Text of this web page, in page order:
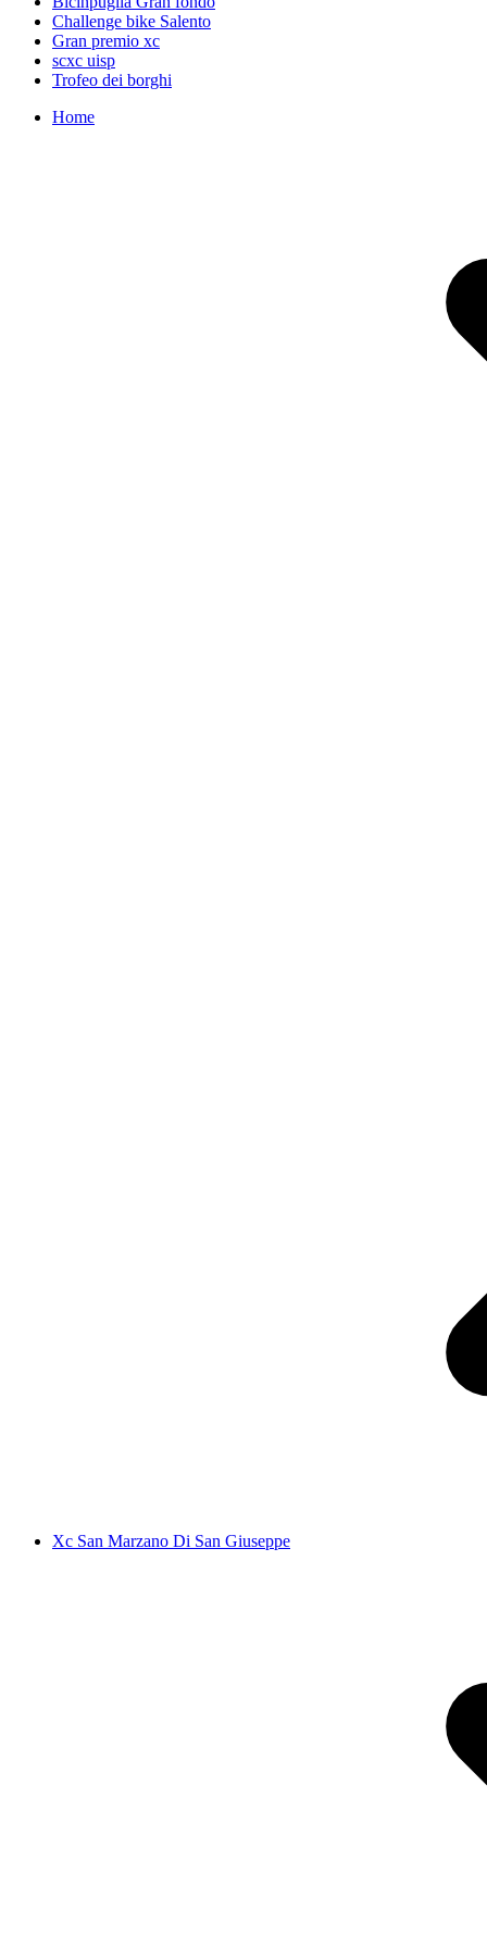
Challenge bike Salento
Gran premio xc
scxc uisp
Trofeo dei borghi
Home
Xc San Marzano Di San Giuseppe